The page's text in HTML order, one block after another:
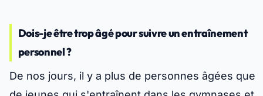
Dois-je être trop âgé pour suivre un entraînement
personnel ?
De nos jours, il y a plus de personnes âgées que